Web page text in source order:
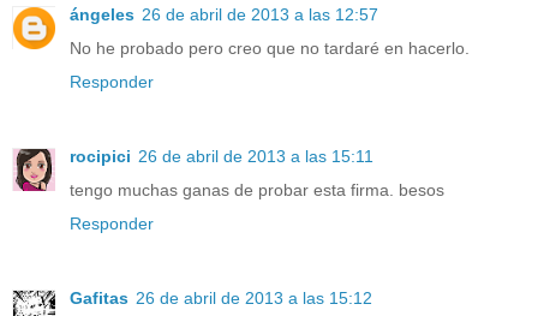
ángeles 26 de abril de 2013 a las 12:57
No he probado pero creo que no tardaré en hacerlo.
Responder
rocipici 26 de abril de 2013 a las 15:11
tengo muchas ganas de probar esta firma. besos
Responder
Gafitas 26 de abril de 2013 a las 15:12